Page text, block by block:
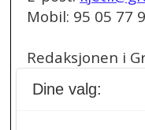
Mobil: 95 05 77
Redaksjonen i
Dine valg: